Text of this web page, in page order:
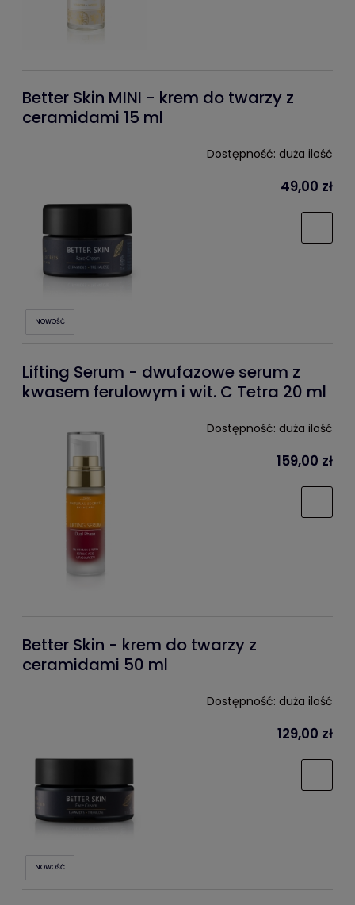
Better Skin MINI - krem do twarzy z
ceramidami 15 ml
Dostępność: duża ilość
49,00 zł
NOWOŚĆ
Lifting Serum - dwufazowe serum z
kwasem ferulowym i wit. C Tetra 20 ml
Dostępność: duża ilość
159,00 zł
Better Skin - krem do twarzy z
ceramidami 50 ml
Dostępność: duża ilość
129,00 zł
NOWOŚĆ